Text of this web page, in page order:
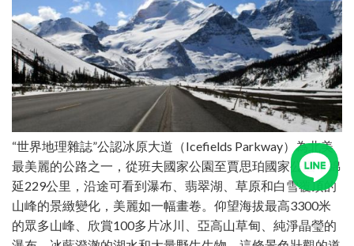
“世界地理雜誌”公認冰原大道（Icefields Parkway）為北美
最美麗的公路之一，從班夫國家公園至賈思珀國家公園，綿
延229公里，沿途可看到瀑布、翡翠湖、草原和白雪覆頂的
山峰的景緻變化，美麗如一幅畫卷。仰望海拔最高3300米
的眾多山峰、欣賞100多片冰川、亞高山草甸、純淨晶瑩的